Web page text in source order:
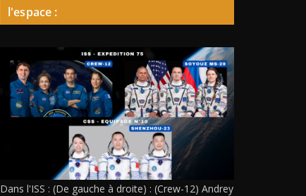
l'espace :
Dans l'ISS : (De gauche à droite) : (Crew-12) Andrey